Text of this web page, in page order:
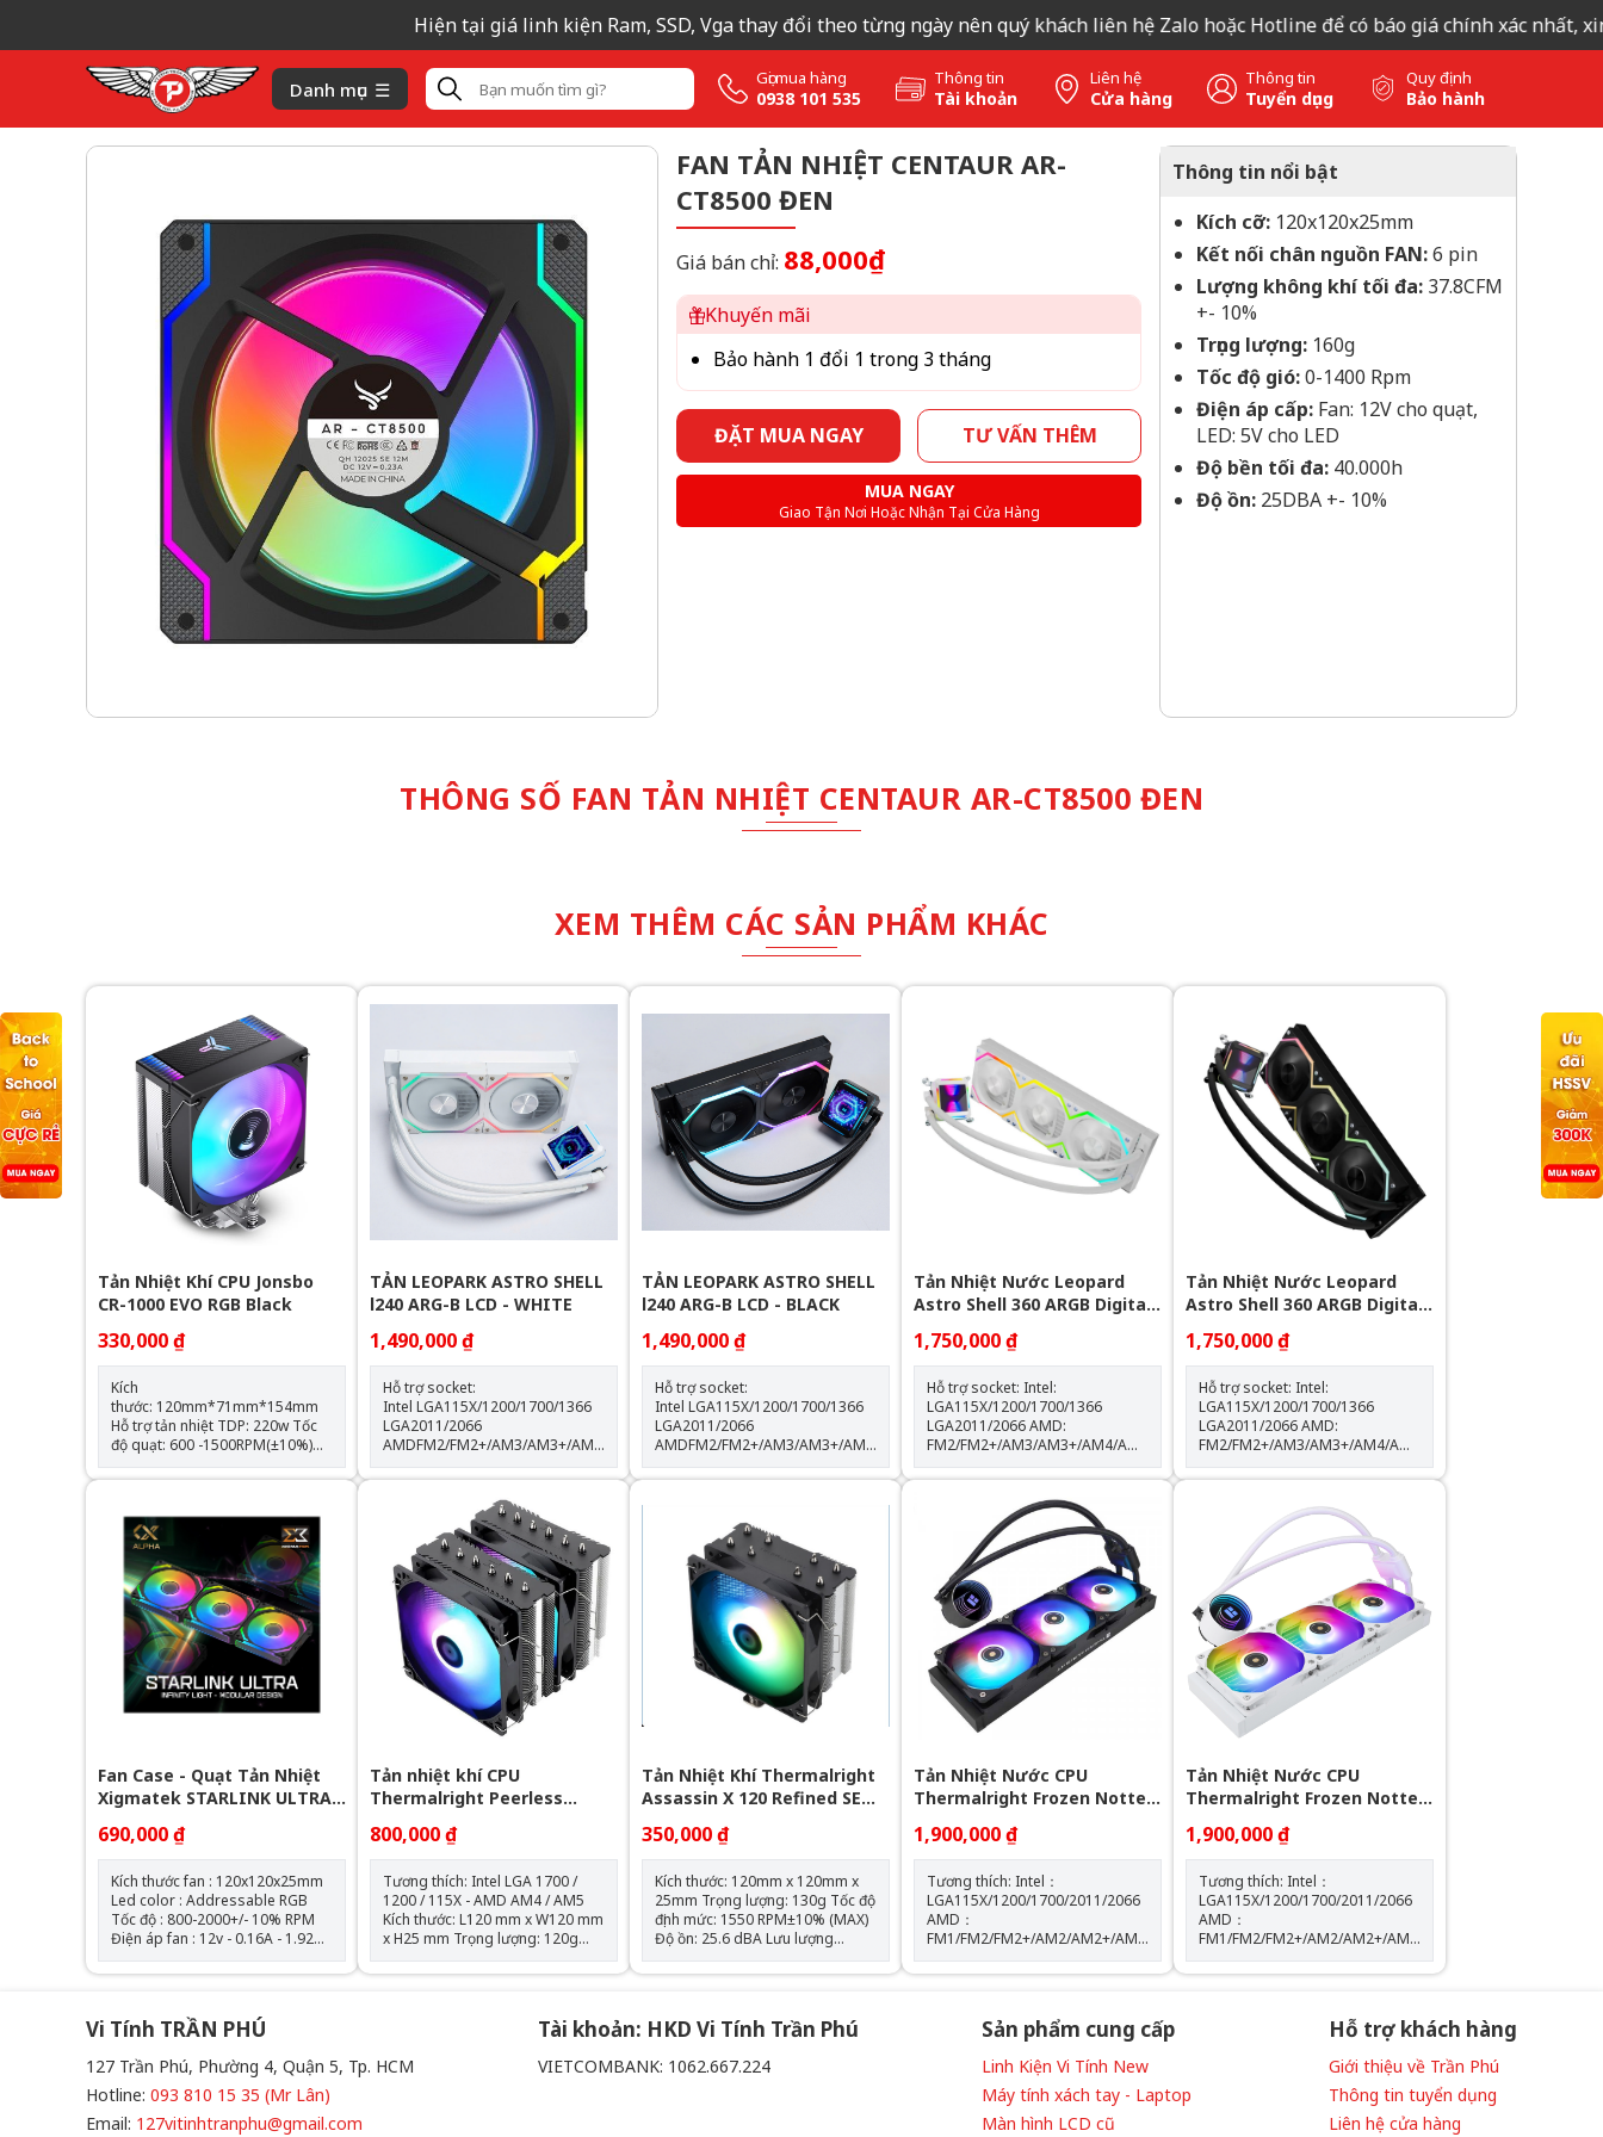
Hiện tại giá linh kiện Ram, SSD, Vga thay đổi theo từng ngày nên quý khách liên hệ Zalo hoặc Hotline để có báo giá chính xác nhất, xin
Danh mục Gọi mua hàng
0938 101 535
Thông tin
Tài khoản
Liên hệ
Cửa hàng
Thông tin
Tuyển dụng
Quy định
Bảo hành
FAN TẢN NHIỆT CENTAUR AR-
CT8500 ĐEN
Giá bán chỉ: 88,000₫
Khuyến mãi
Bảo hành 1 đổi 1 trong 3 tháng
ĐẶT MUA NGAY TƯ VẤN THÊM
MUA NGAY
Giao Tận Nơi Hoặc Nhận Tại Cửa Hàng
Thông tin nổi bật
Kích cỡ: 120x120x25mm
Kết nối chân nguồn FAN:6 pin
Lượng không khí tối đa: 37.8CFM
+- 10%
Trọng lượng: 160g
Tốc độ gió:0-1400 Rpm
Điện áp cấp: Fan: 12V cho quạt,
LED: 5V cho LED
Độ bền tối đa: 40.000h
Độ ồn: 25DBA +- 10%
THÔNG SỐ FAN TẢN NHIỆT CENTAUR AR-CT8500 ĐEN
XEM THÊM CÁC SẢN PHẨM KHÁC
Tản Nhiệt Khí CPU Jonsbo
CR-1000 EVO RGB Black
330,000 ₫
Kích
thước: 120mm*71mm*154mm
Hỗ trợ tản nhiệt TDP: 220w Tốc
độ quạt: 600 -1500RPM(±10%)
Hỗ trợ Socket LGA 1700 & AM5
Trang bị 4 ống đồng dẫn nhiệt
TẢN LEOPARK ASTRO SHELL
l240 ARG-B LCD - WHITE
1,490,000 ₫
Hỗ trợ socket:
Intel LGA115X/1200/1700/1366
LGA2011/2066
AMDFM2/FM2+/AM3/AM3+/AM4/AM5
Thông số kỹ thuật: Kích thước
quạt: 120*120*25mm Tốc độ
quạt: 600-2000RPM +-10% Lưu
lượng gió: 64.3CFM Tuổi thọ
quạt: 40.000 giờ Độ ồn: 31.5dBA
Vòng bi: Hydraulic Tuổi thọ máy
bơm: 30.000 giờ độ ồn: 30dBA
tốc độ bơm: 2400 +- 10%
TẢN LEOPARK ASTRO SHELL
l240 ARG-B LCD - BLACK
1,490,000 ₫
Hỗ trợ socket:
Intel LGA115X/1200/1700/1366
LGA2011/2066
AMDFM2/FM2+/AM3/AM3+/AM4/AM5
Thông số kỹ thuật: Kích thước
quạt: 120*120*25mm Tốc độ
lượng gió: 64.3CFM Tuổi thọ
quạt: 40.000 giờ Độ ồn: 31.5dBA
Vòng bi: Hydraulic Tuổi thọ máy
bơm: 30.000 giờ độ ồn: 30dBA
tốc độ bơm: 2400 +- 10%
Tản Nhiệt Nước Leopard
Astro Shell 360 ARGB Digital
1,750,000 ₫
Hỗ trợ socket: Intel:
LGA115X/1200/1700/1366
LGA2011/2066 AMD:
FM2/FM2+/AM3/AM3+/AM4/AM5
Kích thước khối rad:
397*120*60.5mm Kích thước
quạt: 120*120*25mm Tốc độ
quạt: 600-2000RPM +-10% Lưu
lượng gió: 64.3CFM Tuổi thọ
quạt: 40.000 giờ Độ ồn: 31.5dBA
Vòng bi: Hydraulic Tuổi thọ máy
bơm: 30.000 giờ Độ ồn: 30dBA
Tốc độ bơm: 2400 +- 10%
Tản Nhiệt Nước Leopard
Astro Shell 360 ARGB Digital
1,750,000 ₫
Hỗ trợ socket: Intel:
LGA115X/1200/1700/1366
LGA2011/2066 AMD:
FM2/FM2+/AM3/AM3+/AM4/AM5
Kích thước khối rad:
397*120*60.5mm Kích thước
quạt: 120*120*25mm Tốc độ
quạt: 600-2000RPM +-10% Lưu
lượng gió: 64.3CFM Tuổi thọ
quạt: 40.000 giờ Độ ồn: 31.5dBA
Vòng bi: Hydraulic Tuổi thọ máy
bơm: 30.000 giờ Độ ồn: 30dBA
Tốc độ bơm: 2400 +- 10%
Fan Case - Quạt Tản Nhiệt
Xigmatek STARLINK ULTRA -
EN40412 ARGB ( Bộ 3 Fan)
690,000 ₫
Kích thước fan : 120x120x25mm
Led color : Addressable RGB
Tốc độ : 800-2000+/- 10% RPM
Điện áp fan : 12v - 0.16A - 1.92W
Điện áp led : 5v - 0.864A - 4.32W
AirFlow : 68.5 CFM Air Pressure :
hub điều khiển và remote
Tản nhiệt khí CPU
Thermalright Peerless
Assassin 120 SE ARGB (Đen, 2
Tháp)
800,000 ₫
Tương thích: Intel LGA 1700 /
1200 / 115X - AMD AM4 / AM5
Kích thước: L120 mm x W120 mm
x H25 mm Trọng lượng: 120g
Tốc độ định mức: 1550 RPM ±
10% (MAX) Mức ồn: 25,6 dBA
PWM) Đầu nối ARGB sync main
Tản Nhiệt Khí Thermalright
Assassin X 120 Refined SE
350,000 ₫
Kích thước: 120mm x 120mm x
25mm Trọng lượng: 130g Tốc độ
định mức: 1550 RPM±10% (MAX)
Độ ồn: 25.6 dBA Lưu lượng
không khí: 66,17 CFM (MAX) Áp
suất không khí: 1.53mm H2O
vòng bi: Vòng bi S-FDB
Tản Nhiệt Nước CPU
Thermalright Frozen Notte
360 BLACK ARGB
1,900,000 ₫
Tương thích: Intel：
LGA115X/1200/1700/2011/2066
AMD：
FM1/FM2/FM2+/AM2/AM2+/AM3/AM3+/AM4/AM5
Kích thước máy bơm: W72 mm x
D72 mm x H54 mm Tốc độ định
vòng/phút±10% (MAX) Độ ồn của
máy bơm: 28 dBA Màu sắc:
Tản Nhiệt Nước CPU
Thermalright Frozen Notte
360 WHITE ARGB
1,900,000 ₫
Tương thích: Intel：
LGA115X/1200/1700/2011/2066
AMD：
FM1/FM2/FM2+/AM2/AM2+/AM3/AM3+/AM4/AM5
Kích thước máy bơm: W72 mm x
D72 mm x H54 mm Tốc độ định
vòng/phút±10% (MAX) Độ ồn của
Vi Tính TRẦN PHÚ
127 Trần Phú, Phường 4, Quận 5, Tp. HCM
Hotline: 093 810 15 35 (Mr Lân)
Email: 127vitinhtranphu@gmail.com
Tài khoản: HKD Vi Tính Trần Phú
VIETCOMBANK: 1062.667.224
Sản phẩm cung cấp
Linh Kiện Vi Tính New
Máy tính xách tay - Laptop
Màn hình LCD cũ
Hỗ trợ khách hàng
Giới thiệu về Trần Phú
Thông tin tuyển dụng
Liên hệ cửa hàng